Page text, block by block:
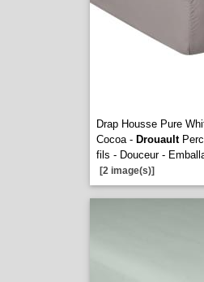
Drap Housse Pure
Cocoa - Drouault
fils - Douceur -
[2 image(s)]